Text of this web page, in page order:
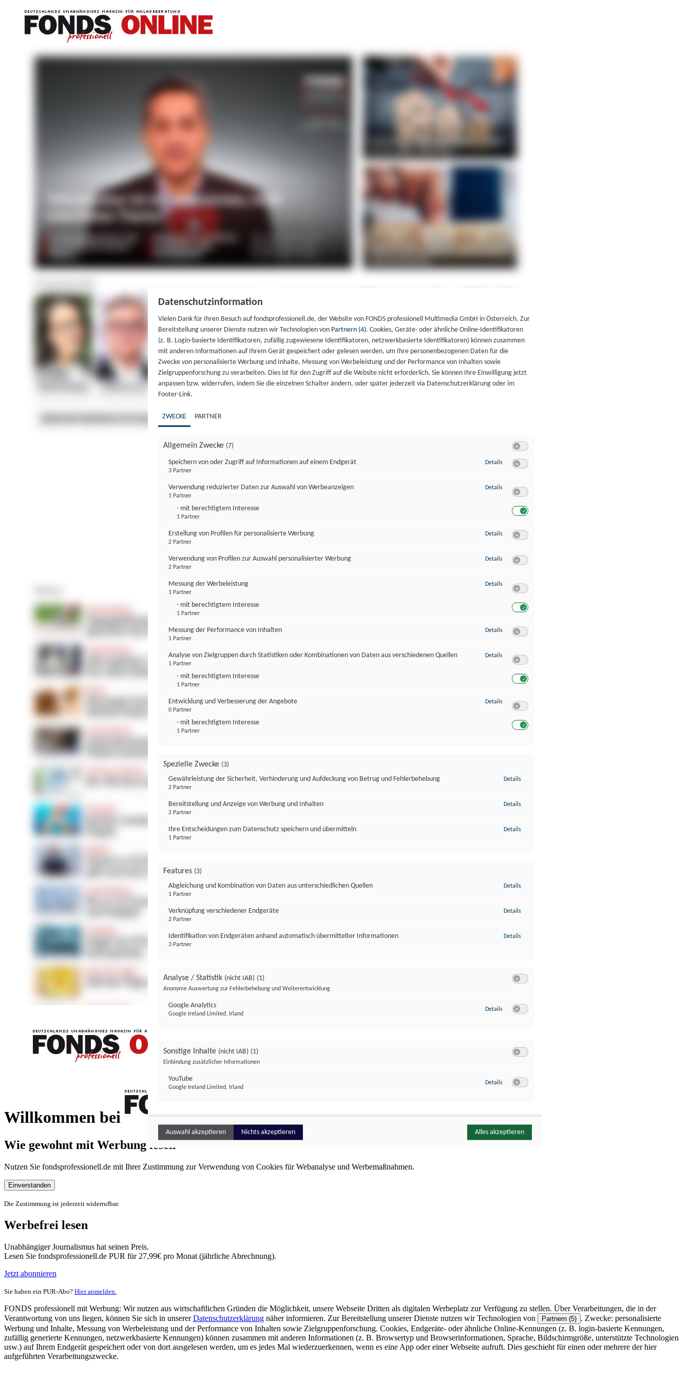
Willkommen bei
FONDS professionell
Wie gewohnt mit Werbung lesen
Nutzen Sie fondsprofessionell.de mit Ihrer Zustimmung zur Verwendung von Cookies für Webanalyse und Werbemaßnahmen.
Einverstanden
Die Zustimmung ist jederzeit widerrufbar.
Werbefrei lesen
Unabhängiger Journalismus hat seinen Preis.
Lesen Sie fondsprofessionell.de PUR für 27,99€ pro Monat (jährliche Abrechnung).
Jetzt abonnieren
Sie haben ein PUR-Abo? Hier anmelden.
FONDS professionell mit Werbung: Wir nutzen aus wirtschaftlichen Gründen die Möglichkeit, unsere Webseite Dritten als digitalen Werbeplatz zur Verfügung zu stellen. Über Verarbeitungen, die in der
Verantwortung von uns liegen, können Sie sich in unsererDatenschutzerklärung näher informieren. Zur Bereitstellung unserer Dienste nutzen wir Technologien von Partnern (5) . Zwecke: personalisierte
Werbung und Inhalte, Messung von Werbeleistung und der Performance von Inhalten sowie Zielgruppenforschung. Cookies, Endgeräte- oder ähnliche Online-Kennungen (z. B. login-basierte Kennungen,
zufällig generierte Kennungen, netzwerkbasierte Kennungen) können zusammen mit anderen Informationen (z. B. Browsertyp und Browserinformationen, Sprache, Bildschirmgröße, unterstützte Technologien
usw.) auf Ihrem Endgerät gespeichert oder von dort ausgelesen werden, um es jedes Mal wiederzuerkennen, wenn es eine App oder einer Webseite aufruft. Dies geschieht für einen oder mehrere der hier
aufgeführten Verarbeitungszwecke.
Datenschutzinformation
Vielen Dank für Ihren Besuch auf fondsprofessionell.de, der Website von FONDS professionell Multimedia GmbH in Österreich. Zur
Bereitstellung unserer Dienste nutzen wir Technologien von Partnern (4). Cookies, Geräte- oder ähnliche Online-Identifikatoren
(z. B. Login-basierte Identifikatoren, zufällig zugewiesene Identifikatoren, netzwerkbasierte Identifikatoren) können zusammen
mit anderen Informationen auf Ihrem Gerät gespeichert oder gelesen werden, um Ihre personenbezogenen Daten für die
Zwecke von personalisierte Werbung und Inhalte, Messung von Werbeleistung und der Performance von Inhalten sowie
Zielgruppenforschung zu verarbeiten. Dies ist für den Zugriff auf die Website nicht erforderlich. Sie können Ihre Einwilligung jetzt
anpassen bzw. widerrufen, indem Sie die einzelnen Schalter ändern, oder später jederzeit via Datenschutzerklärung oder im
Footer-Link.
ZWECKE PARTNER
Allgemein Zwecke (7)
Speichern von oder Zugriff auf Informationen auf einem Endgerät
3 Partner
Details zu Speichern von oder Zugriff auf Informationen auf einem Endgerät
Verwendung reduzierter Daten zur Auswahl von Werbeanzeigen
1 Partner
- mit berechtigtem Interesse
1 Partner
Details zu Verwendung reduzierter Daten zur Auswahl von Werbeanzeigen
Erstellung von Profilen für personalisierte Werbung
2 Partner
Details zu Erstellung von Profilen für personalisierte Werbung
Verwendung von Profilen zur Auswahl personalisierter Werbung
2 Partner
Details zu Verwendung von Profilen zur Auswahl personalisierter Werbung
Messung der Werbeleistung
1 Partner
- mit berechtigtem Interesse
1 Partner
Details zu Messung der Werbeleistung
Messung der Performance von Inhalten
1 Partner
Details zu Messung der Performance von Inhalten
Analyse von Zielgruppen durch Statistiken oder Kombinationen von Daten aus verschiedenen Quellen
1 Partner
- mit berechtigtem Interesse
1 Partner
Details zu Analyse von Zielgruppen durch Statistiken oder Kombinationen von
Entwicklung und Verbesserung der Angebote
0 Partner
- mit berechtigtem Interesse
1 Partner
Details zu Entwicklung und Verbesserung der Angebote
Spezielle Zwecke (3)
Gewährleistung der Sicherheit, Verhinderung und Aufdeckung von Betrug und Fehlerbehebung
2 Partner
Details
Bereitstellung und Anzeige von Werbung und Inhalten
2 Partner
Details
Ihre Entscheidungen zum Datenschutz speichern und übermitteln
1 Partner
Details
Features (3)
Abgleichung und Kombination von Daten aus unterschiedlichen Quellen
1 Partner
Details
Verknüpfung verschiedener Endgeräte
2 Partner
Details
Identifikation von Endgeräten anhand automatisch übermittelter Informationen
3 Partner
Details
Analyse / Statistik (nicht IAB) (1)
Anonyme Auswertung zur Fehlerbehebung und Weiterentwicklung
Google Analytics
Google Ireland Limited, Irland
Details zu Google Analytics
Sonstige Inhalte (nicht IAB) (1)
Einbindung zusätzlicher Informationen
YouTube
Google Ireland Limited, Irland
Details zu YouTube
Auswahl akzeptieren Nichts akzeptieren Alles akzeptieren